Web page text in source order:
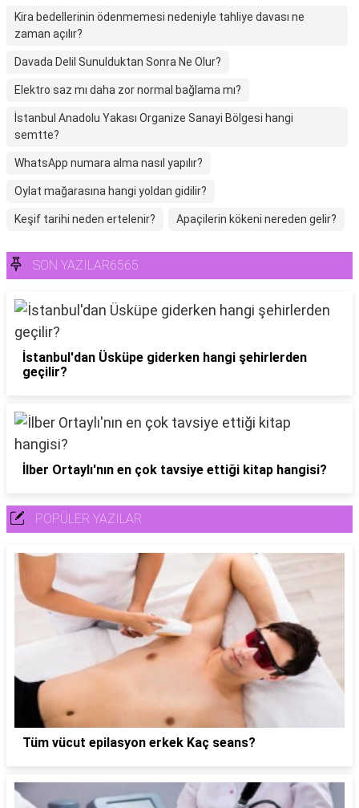
Kira bedellerinin ödenmemesi nedeniyle tahliye davası ne
zaman açılır?
Davada Delil Sunulduktan Sonra Ne Olur?
Elektro saz mı daha zor normal bağlama mı?
İstanbul Anadolu Yakası Organize Sanayi Bölgesi hangi
semtte?
WhatsApp numara alma nasıl yapılır?
Oylat mağarasına hangi yoldan gidilir?
Keşif tarihi neden ertelenir? Apaçilerin kökeni nereden gelir?
SON YAZILAR6565
İstanbul'dan Üsküpe giderken hangi şehirlerden
geçilir?
İlber Ortaylı'nın en çok tavsiye ettiği kitap hangisi?
POPÜLER YAZILAR
Tüm vücut epilasyon erkek Kaç seans?